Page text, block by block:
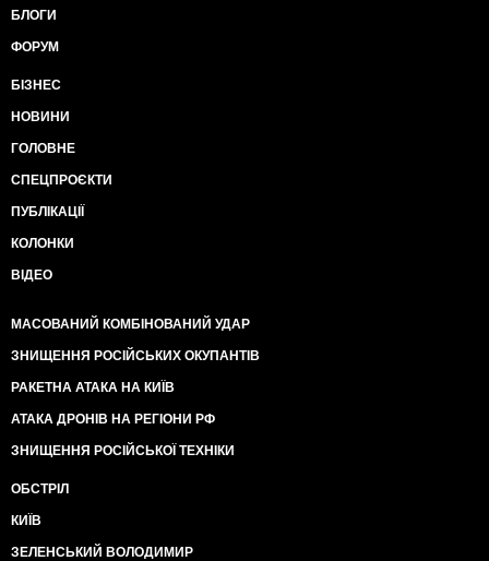
БЛОГИ
ФОРУМ
БІЗНЕС
НОВИНИ
ГОЛОВНЕ
СПЕЦПРОЄКТИ
ПУБЛІКАЦІЇ
КОЛОНКИ
ВІДЕО
МАСОВАНИЙ КОМБІНОВАНИЙ УДАР
ЗНИЩЕННЯ РОСІЙСЬКИХ ОКУПАНТІВ
РАКЕТНА АТАКА НА КИЇВ
АТАКА ДРОНІВ НА РЕГІОНИ РФ
ЗНИЩЕННЯ РОСІЙСЬКОЇ ТЕХНІКИ
ОБСТРІЛ
КИЇВ
ЗЕЛЕНСЬКИЙ ВОЛОДИМИР